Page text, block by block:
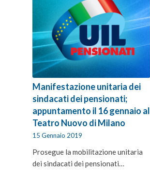
Manifestazione unitaria dei
sindacati dei pensionati;
appuntamento il 16 gennaio al
Teatro Nuovo di Milano
15 Gennaio 2019
Prosegue la mobilitazione unitaria
dei sindacati dei pensionati…